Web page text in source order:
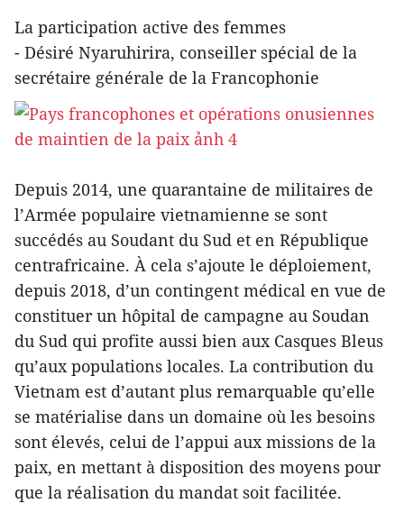
La participation active des femmes
- Désiré Nyaruhirira, conseiller spécial de la
secrétaire générale de la Francophonie
Depuis 2014, une quarantaine de militaires de
l’Armée populaire vietnamienne se sont
succédés au Soudant du Sud et en République
centrafricaine. À cela s’ajoute le déploiement,
depuis 2018, d’un contingent médical en vue de
constituer un hôpital de campagne au Soudan
du Sud qui profite aussi bien aux Casques Bleus
qu’aux populations locales. La contribution du
Vietnam est d’autant plus remarquable qu’elle
se matérialise dans un domaine où les besoins
sont élevés, celui de l’appui aux missions de la
paix, en mettant à disposition des moyens pour
que la réalisation du mandat soit facilitée.